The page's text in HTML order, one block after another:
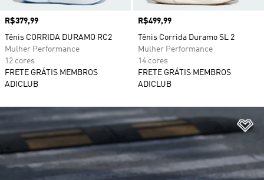
Preço
R$379,99
Tênis CORRIDA DURAMO RC2
Mulher Performance
12 cores
FRETE GRÁTIS MEMBROS
ADICLUB
Preço
R$499,99
Tênis Corrida Duramo SL 2
Mulher Performance
14 cores
FRETE GRÁTIS MEMBROS
ADICLUB